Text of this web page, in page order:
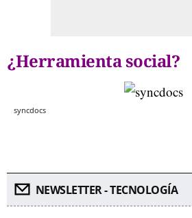
¿Herramienta social?
syncdocs
NEWSLETTER - TECNOLOGÍA